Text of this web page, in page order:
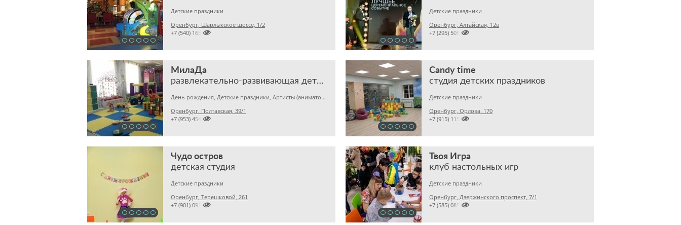
Детские праздники
Оренбург, Шарлыкское шоссе, 1/2

+7 (540) 163
Детские праздники
Оренбург, Алтайская, 12в

+7 (295) 505
МилаДа
развлекательно-развивающая детская студия
День рождения, Детские праздники, Артисты (аниматоры) на мероприятия
Оренбург, Полтавская, 39/1

+7 (953) 4543188
Candy time
студия детских праздников
Детские праздники
Оренбург, Орлова, 170

+7 (915) 115
Чудо остров
детская студия
Детские праздники
Оренбург, Терешковой, 261

+7 (901) 091
Твоя Игра
клуб настольных игр
Детские праздники
Оренбург, Дзержинского проспект, 7/1

+7 (585) 085